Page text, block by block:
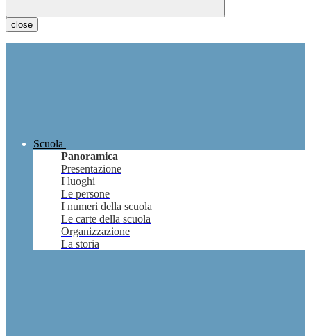
close
Scuola
Panoramica
Presentazione
I luoghi
Le persone
I numeri della scuola
Le carte della scuola
Organizzazione
La storia